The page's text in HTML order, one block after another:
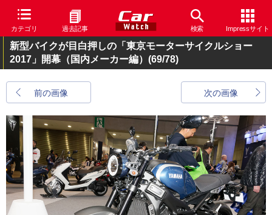
カテゴリ 過去記事 検索 Impressサイト
新型バイクが目白押しの「東京モーターサイクルショー
2017」開幕（国内メーカー編） (69/78)
前の画像 次の画像